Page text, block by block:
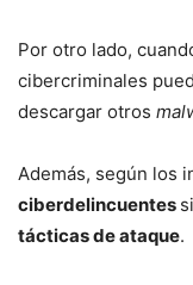
Por otro lado,
cibercriminales
descargar otros
Además, según los
ciberdelincuentes
tácticas de ataque.